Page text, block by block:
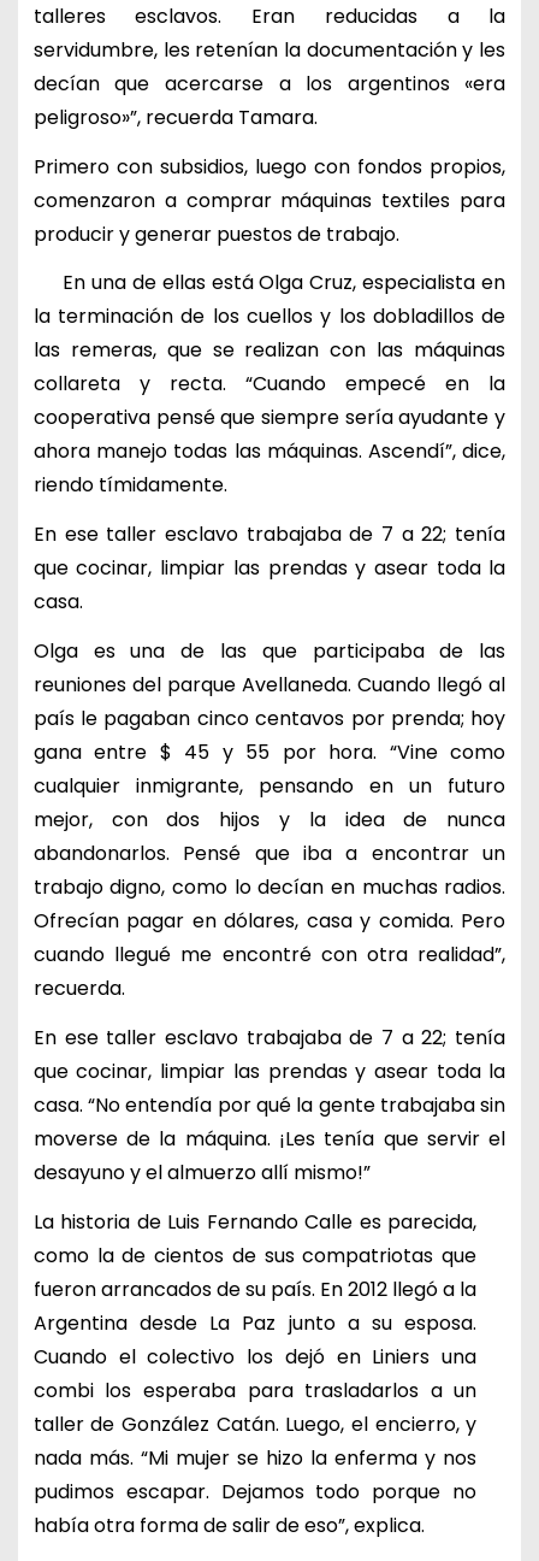
talleres esclavos. Eran reducidas a la
servidumbre, les retenían la documentación y les
decían que acercarse a los argentinos «era
peligroso»”, recuerda Tamara.
Primero con subsidios, luego con fondos propios,
comenzaron a comprar máquinas textiles para
producir y generar puestos de trabajo.
En una de ellas está Olga Cruz, especialista en
la terminación de los cuellos y los dobladillos de
las remeras, que se realizan con las máquinas
collareta y recta. “Cuando empecé en la
cooperativa pensé que siempre sería ayudante y
ahora manejo todas las máquinas. Ascendí”, dice,
riendo tímidamente.
En ese taller esclavo trabajaba de 7 a 22; tenía
que cocinar, limpiar las prendas y asear toda la
casa.
Olga es una de las que participaba de las
reuniones del parque Avellaneda. Cuando llegó al
país le pagaban cinco centavos por prenda; hoy
gana entre $ 45 y 55 por hora. “Vine como
cualquier inmigrante, pensando en un futuro
mejor, con dos hijos y la idea de nunca
abandonarlos. Pensé que iba a encontrar un
trabajo digno, como lo decían en muchas radios.
Ofrecían pagar en dólares, casa y comida. Pero
cuando llegué me encontré con otra realidad”,
recuerda.
En ese taller esclavo trabajaba de 7 a 22; tenía
que cocinar, limpiar las prendas y asear toda la
casa. “No entendía por qué la gente trabajaba sin
moverse de la máquina. ¡Les tenía que servir el
desayuno y el almuerzo allí mismo!”
La historia de Luis Fernando Calle es parecida,
como la de cientos de sus compatriotas que
fueron arrancados de su país. En 2012 llegó a la
Argentina desde La Paz junto a su esposa.
Cuando el colectivo los dejó en Liniers una
combi los esperaba para trasladarlos a un
taller de González Catán. Luego, el encierro, y
nada más. “Mi mujer se hizo la enferma y nos
pudimos escapar. Dejamos todo porque no
había otra forma de salir de eso”, explica.